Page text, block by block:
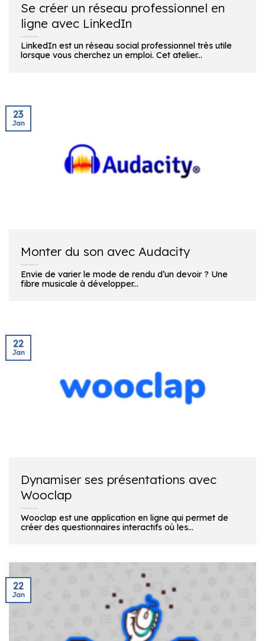
Se créer un réseau professionnel en
ligne avec LinkedIn
LinkedIn est un réseau social professionnel très utile
lorsque vous cherchez un emploi. Cet atelier...
Monter du son avec Audacity
Envie de varier le mode de rendu d’un devoir ? Une
fibre musicale à développer...
23
Jan
Dynamiser ses présentations avec
Wooclap
Wooclap est une application en ligne qui permet de
créer des questionnaires interactifs où les...
22
Jan
22
Jan